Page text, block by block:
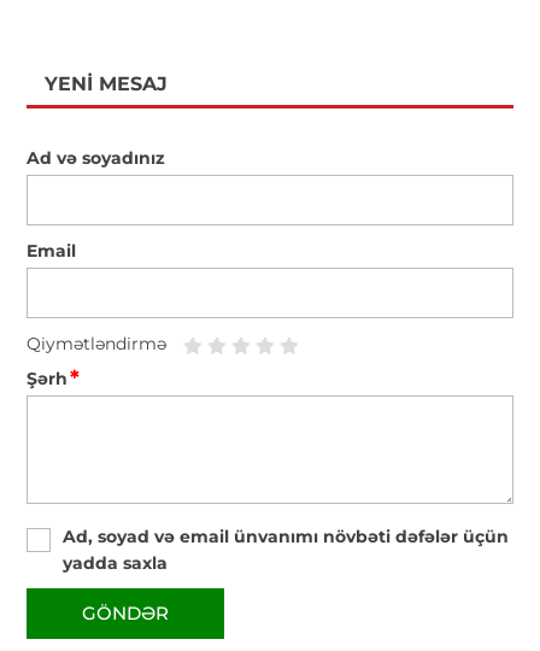
YENI MESAJ
Ad və soyadınız
Email
Qiymətləndirmə
Şərh*
Ad, soyad və email ünvanımı növbəti dəfələr üçün
yadda saxla
GÖNDƏR